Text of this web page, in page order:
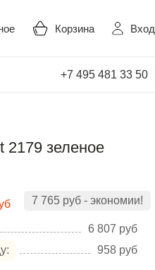
Корзина Вход
+7 495 481 33 50
2179 зеленое
7 765 руб - экономии!
6 807 руб
958 руб